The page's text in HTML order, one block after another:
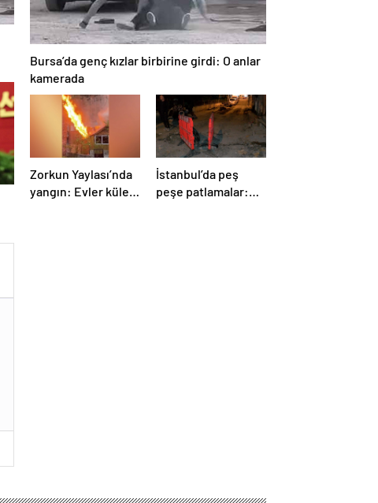
Bursa’da genç kızlar birbirine girdi: O anlar
kamerada
Zorkun Yaylası’nda
yangın: Evler küle
İstanbul’da peş
peşe patlamalar: